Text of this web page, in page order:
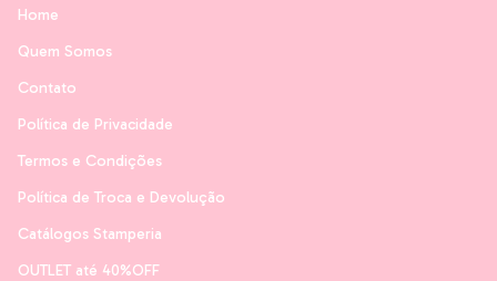
Home
Quem Somos
Contato
Política de Privacidade
Termos e Condições
Política de Troca e Devolução
Catálogos Stamperia
OUTLET até 40%OFF